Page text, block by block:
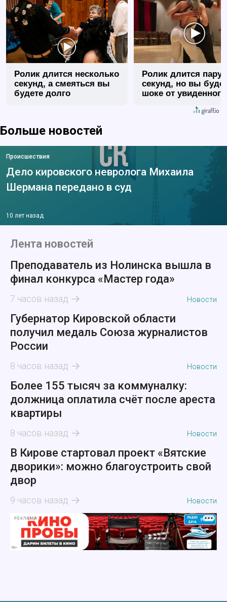
Ролик длится несколько
секунд, а смеяться вы
будете долго
Ролик длится пару
секунд, но вы
шоке от увиденного
Больше новостей
Происшествия
Дело кировского невролога Михаила
Шермана передано в суд
10 лет назад
Лента новостей
Преподаватель из Нолинска вышла в
финал конкурса «Мастер года»
7 часов назад Новости
Губернатор Кировской области
получил медаль Союза журналистов
России
8 часов назад Новости
Более 155 тысяч за коммуналку:
должница оплатила счёт после ареста
квартиры
8 часов назад Новости
В Кирове стартовал проект «Вятские
дворики»: можно благоустроить свой
двор
9 часов назад Новости
РЕКЛАМА